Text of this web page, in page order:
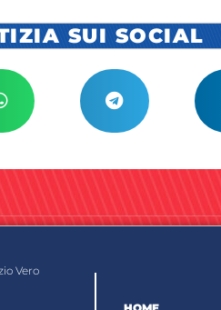
SUI SOCIAL
Vero